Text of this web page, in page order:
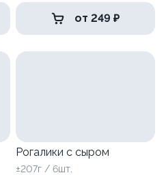
от 249 ₽
Рогалики с сыром
±207г / 6шт.